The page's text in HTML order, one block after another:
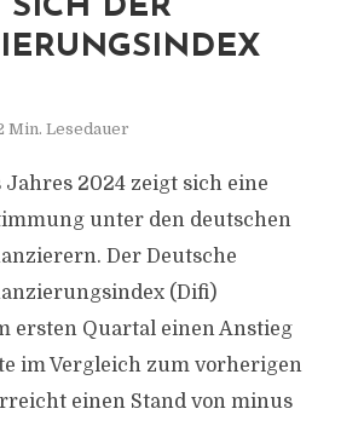
SICH DER
Min. Lesedauer
Jahres 2024 zeigt sich eine
unter den deutschen
Der Deutsche
(Difi)
ersten Quartal einen Anstieg
im Vergleich zum vorherigen
einen Stand von minus